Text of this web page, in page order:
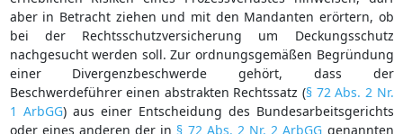
aber in Betracht ziehen und mit den Mandanten erörtern, ob
bei der Rechtsschutzversicherung um Deckungsschutz
nachgesucht werden soll. Zur ordnungsgemäßen Begründung
einer Divergenzbeschwerde gehört, dass der
Beschwerdeführer einen abstrakten Rechtssatz (§ 72 Abs. 2 Nr.
1 ArbGG) aus einer Entscheidung des Bundesarbeitsgerichts
oder eines anderen der in § 72 Abs. 2 Nr. 2 ArbGG genannten